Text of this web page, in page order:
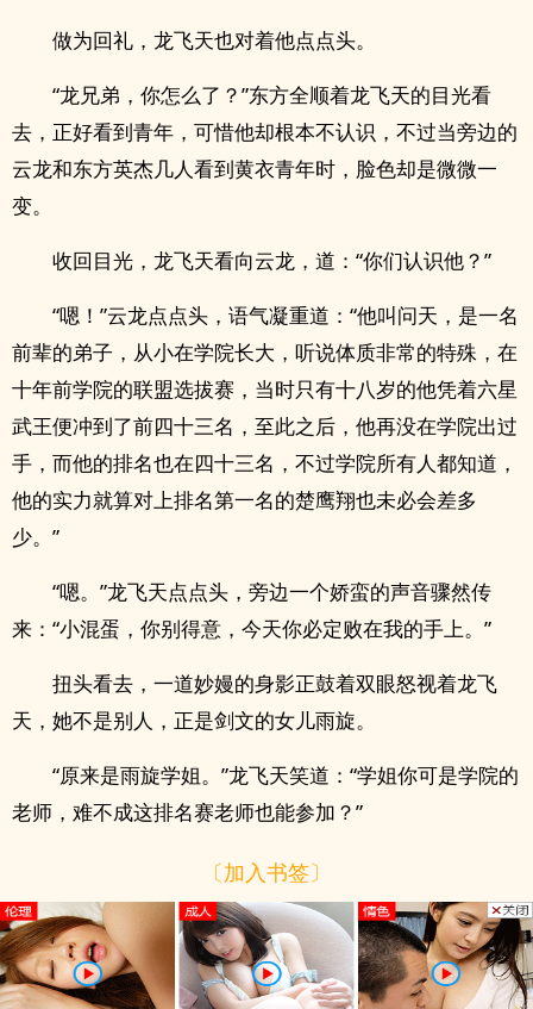
做为回礼，龙飞天也对着他点点头。
“龙兄弟，你怎么了？”东方全顺着龙飞天的目光看
去，正好看到青年，可惜他却根本不认识，不过当旁边的
云龙和东方英杰几人看到黄衣青年时，脸色却是微微一
变。
收回目光，龙飞天看向云龙，道：“你们认识他？”
“嗯！”云龙点点头，语气凝重道：“他叫问天，是一名
前辈的弟子，从小在学院长大，听说体质非常的特殊，在
十年前学院的联盟选拔赛，当时只有十八岁的他凭着六星
武王便冲到了前四十三名，至此之后，他再没在学院出过
手，而他的排名也在四十三名，不过学院所有人都知道，
他的实力就算对上排名第一名的楚鹰翔也未必会差多
少。”
“嗯。”龙飞天点点头，旁边一个娇蛮的声音骤然传
来：“小混蛋，你别得意，今天你必定败在我的手上。”
扭头看去，一道妙嫚的身影正鼓着双眼怒视着龙飞
天，她不是别人，正是剑文的女儿雨旋。
“原来是雨旋学姐。”龙飞天笑道：“学姐你可是学院的
老师，难不成这排名赛老师也能参加？”
〔加入书签〕